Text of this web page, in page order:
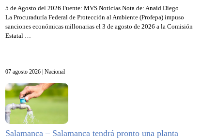
5 de Agosto del 2026 Fuente: MVS Noticias Nota de: Anaid Diego
La Procuraduría Federal de Protección al Ambiente (Profepa) impuso
sanciones económicas millonarias el 3 de agosto de 2026 a la Comisión
Estatal …
07 agosto 2026 |Nacional
Salamanca – Salamanca tendrá pronto una planta